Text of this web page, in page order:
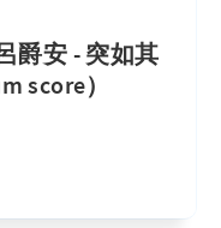
爵安 - 突如其
score）